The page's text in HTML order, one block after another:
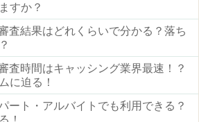
すか？
査結果はどれくらいで分かる？落ち
査時間はキャッシング業界最速！？
に迫る！
ート・アルバイトでも利用できる？
！